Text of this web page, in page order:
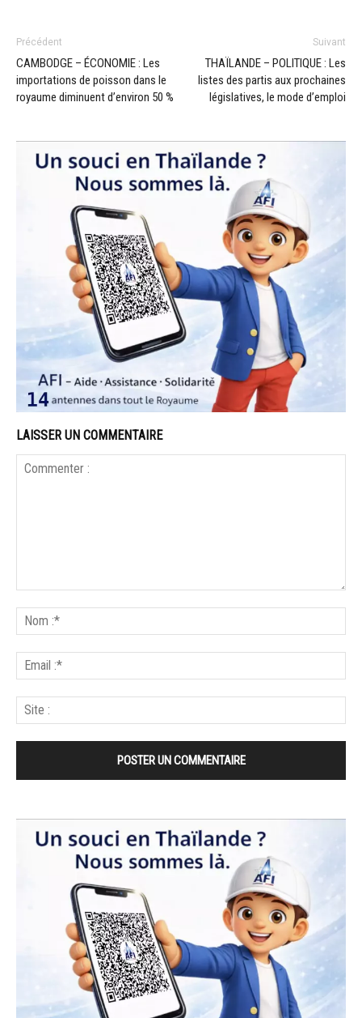
Précédent
CAMBODGE – ÉCONOMIE : Les
importations de poisson dans le
royaume diminuent d’environ 50 %
Suivant
THAÏLANDE – POLITIQUE : Les
listes des partis aux prochaines
législatives, le mode d’emploi
LAISSER UN COMMENTAIRE